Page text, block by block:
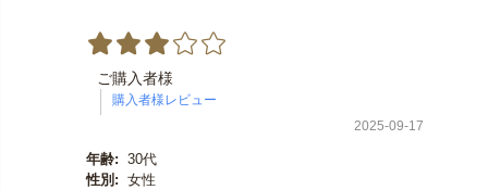
ご購入者様
2025-09-17
年齢: 30代
性別: 女性